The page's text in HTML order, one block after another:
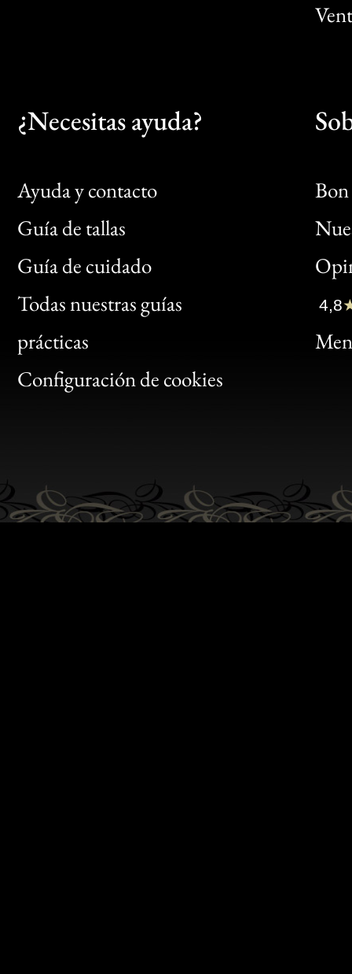
¿Necesitas ayuda?
Ayuda y contacto
Guía de tallas
Guía de cuidado
Todas nuestras guías
prácticas
Configuración de cookies
Bon
Clic
Bon
4,8